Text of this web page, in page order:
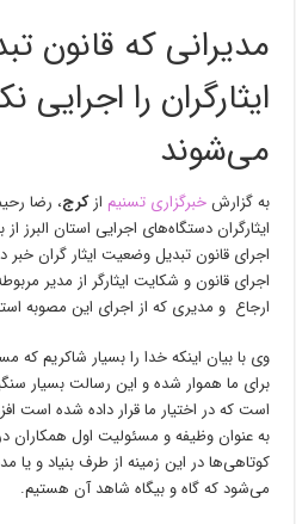
مدیرانی که قانون
ایثارگران را اجرایی
می‌شوند
به گزارشخبرگزاری تسنیم ازکرج، رضا
ایثارگران دستگاه‌های اجرایی استان البرز
اجرای قانون تبدیل وضعیت ایثار گران
اجرای قانون و شکایت ایثارگر از مدیر
ارجاع و مدیری که از اجرای این مصوبه
وی با بیان اینکه خدا را بسیار شاکریم که
برای ما هموار شده و این رسالت بسیار
است که در اختیار ما قرار داده شده است
به عنوان وظیفه و مسئولیت اول همکاران
کوتاهی‌ها در این زمینه از طرف بنیاد و یا
می‌شود که گاه و بیگاه شاهد آن هستیم.